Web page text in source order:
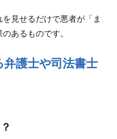
見せるだけで悪者が「ま
あるものです。
護士や司法書士